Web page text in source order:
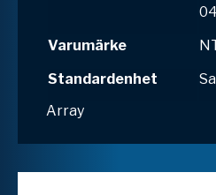
Varumärke
Standardenhet
Array